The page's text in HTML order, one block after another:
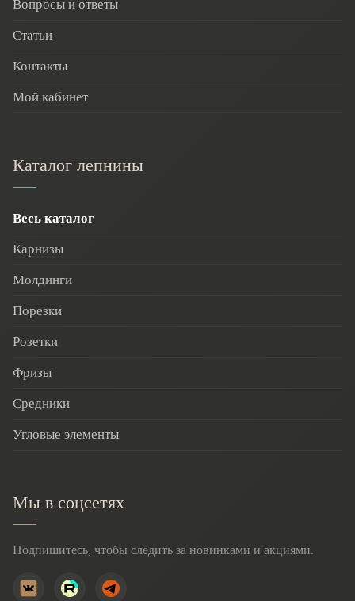
Вопросы и ответы
Статьи
Контакты
Мой кабинет
Каталог лепнины
Весь каталог
Карнизы
Молдинги
Порезки
Розетки
Фризы
Средники
Угловые элементы
Мы в соцсетях
Подпишитесь, чтобы следить за новинками и акциями.